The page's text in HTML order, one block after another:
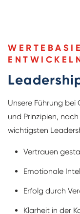
Unsere Führung
und Prinzipien,
wichtigsten
Vertrauen
Emotionale
Erfolg durch
Klarheit in der